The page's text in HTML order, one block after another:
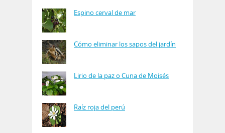
Espino cerval de mar
Cómo eliminar los sapos del jardín
Lirio de la paz o Cuna de Moisés
Raíz roja del perú